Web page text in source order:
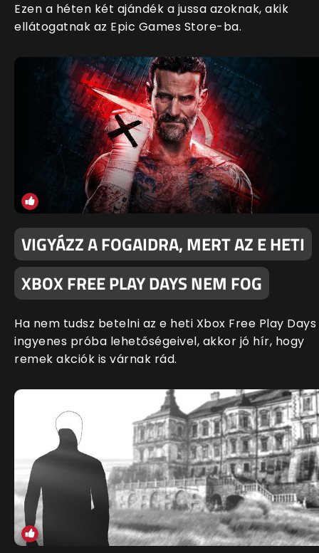
Ezen a héten két ajándék a jussa azoknak, akik
ellátogatnak az Epic Games Store-ba.
VIGYÁZZ A FOGAIDRA, MERT AZ E HETI
XBOX FREE PLAY DAYS NEM FOG
Ha nem tudsz betelni az e heti Xbox Free Play Days
ingyenes próba lehetőségeivel, akkor jó hír, hogy
remek akciók is várnak rád.